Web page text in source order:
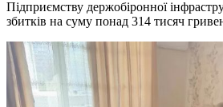
Підприємству держобіронної
збитків на суму понад 314 тисяч